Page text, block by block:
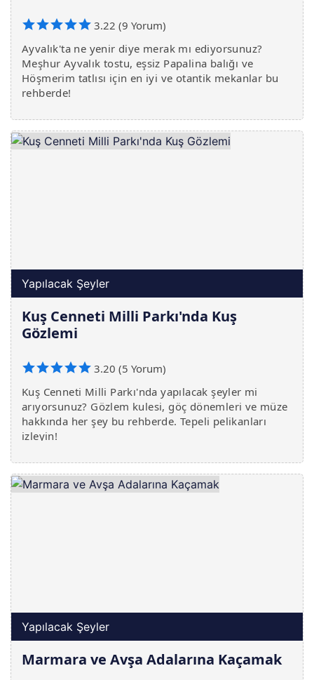
3.22 (9 Yorum)
Ayvalık'ta ne yenir diye merak mı ediyorsunuz?
Meşhur Ayvalık tostu, eşsiz Papalina balığı ve
Höşmerim tatlısı için en iyi ve otantik mekanlar bu
rehberde!
Yapılacak Şeyler
Kuş Cenneti Milli Parkı'nda Kuş
Gözlemi
3.20 (5 Yorum)
Kuş Cenneti Milli Parkı'nda yapılacak şeyler mi
arıyorsunuz? Gözlem kulesi, göç dönemleri ve müze
hakkında her şey bu rehberde. Tepeli pelikanları
izleyin!
Yapılacak Şeyler
Marmara ve Avşa Adalarına Kaçamak